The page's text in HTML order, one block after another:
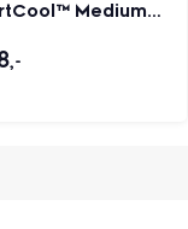
Medium
,-